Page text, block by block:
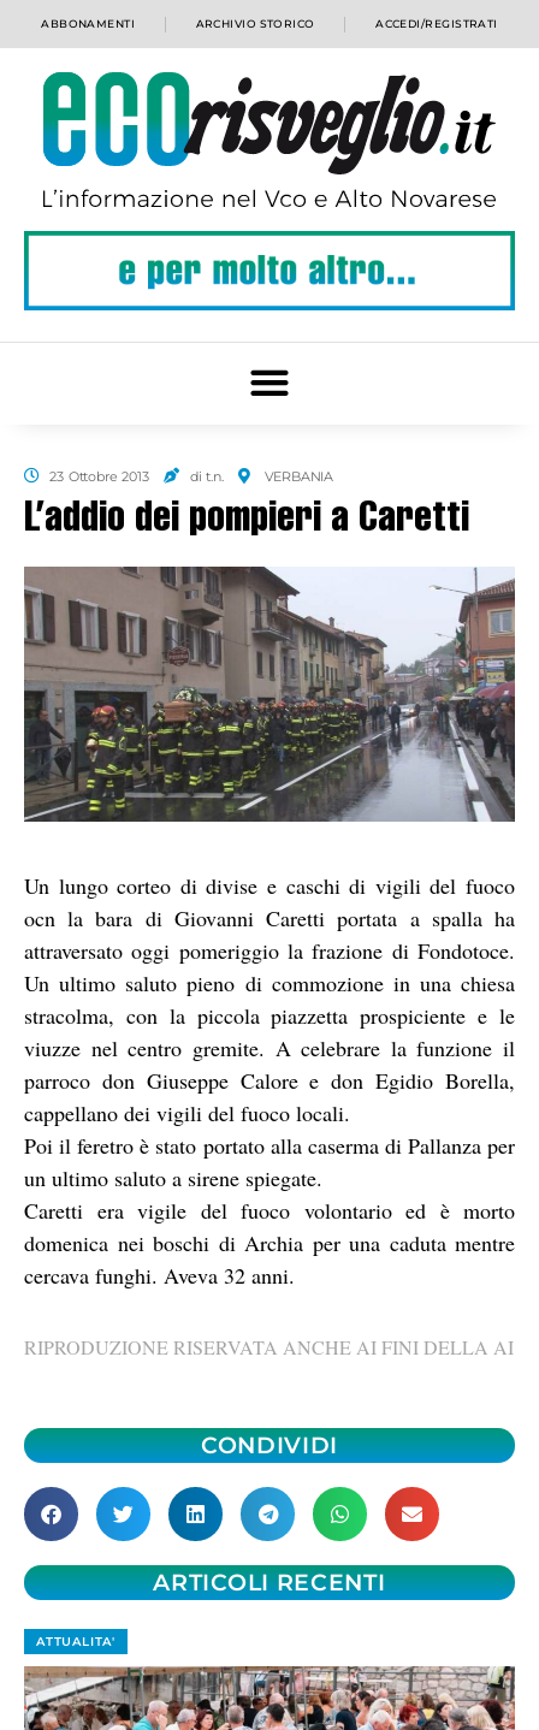
ABBONAMENTI ARCHIVIO STORICO ACCEDI/REGISTRATI
23 Ottobre 2013 di t.n. VERBANIA
L’addio dei pompieri a Caretti
Un lungo corteo di divise e caschi di vigili del fuoco
ocn la bara di Giovanni Caretti portata a spalla ha
attraversato oggi pomeriggio la frazione di Fondotoce.
Un ultimo saluto pieno di commozione in una chiesa
stracolma, con la piccola piazzetta prospiciente e le
viuzze nel centro gremite. A celebrare la funzione il
parroco don Giuseppe Calore e don Egidio Borella,
cappellano dei vigili del fuoco locali.
Poi il feretro è stato portato alla caserma di Pallanza per
un ultimo saluto a sirene spiegate.
Caretti era vigile del fuoco volontario ed è morto
domenica nei boschi di Archia per una caduta mentre
cercava funghi. Aveva 32 anni.
RIPRODUZIONE RISERVATA ANCHE AI FINI DELLA AI
CONDIVIDI
ARTICOLI RECENTI
ATTUALITA'